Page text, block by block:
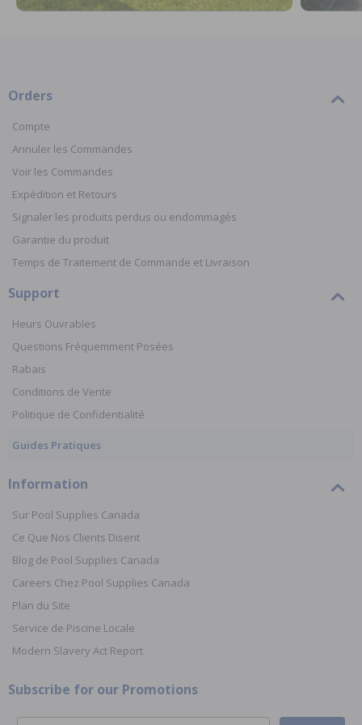
Orders
Compte
Annuler les Commandes
Voir les Commandes
Expédition et Retours
Signaler les produits perdus ou endommagés
Garantie du produit
Temps de Traitement de Commande et Livraison
Support
Heurs Ouvrables
Questions Fréquemment Posées
Rabais
Conditions de Vente
Politique de Confidentialité
Guides Pratiques
Information
Sur Pool Supplies Canada
Ce Que Nos Clients Disent
Blog de Pool Supplies Canada
Careers Chez Pool Supplies Canada
Plan du Site
Service de Piscine Locale
Modern Slavery Act Report
Subscribe for our Promotions
Email